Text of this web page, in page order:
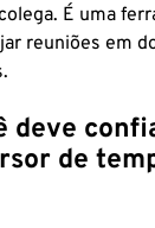
É uma
reuniões em
deve
de